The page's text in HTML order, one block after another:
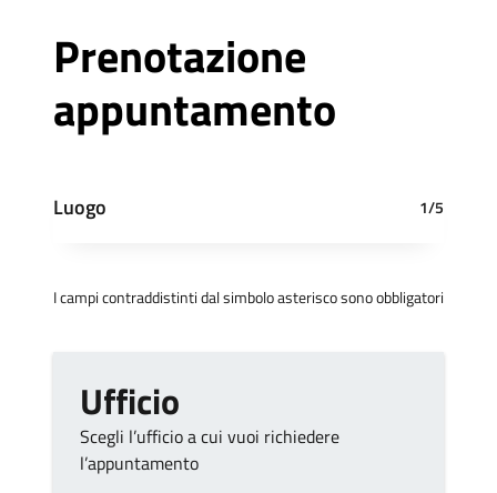
Prenotazione
appuntamento
Luogo 1/5
I campi contraddistinti dal simbolo asterisco sono obbligatori
Ufficio
Scegli l’ufficio a cui vuoi richiedere
l’appuntamento